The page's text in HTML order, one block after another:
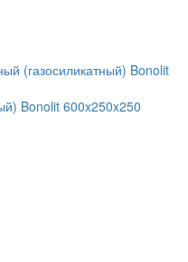
Bonolit 600x250x250